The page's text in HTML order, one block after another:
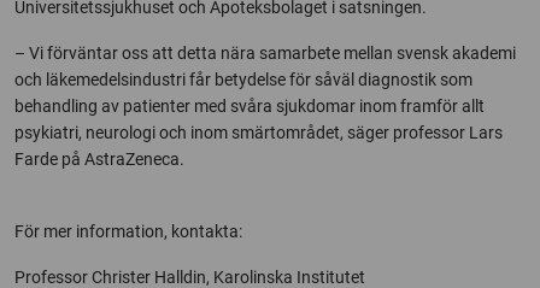
Universitetssjukhuset och Apoteksbolaget i satsningen.
– Vi förväntar oss att detta nära samarbete mellan svensk akademi
och läkemedelsindustri får betydelse för såväl diagnostik som
behandling av patienter med svåra sjukdomar inom framför allt
psykiatri, neurologi och inom smärtområdet, säger professor Lars
Farde på AstraZeneca.
För mer information, kontakta:
Professor Christer Halldin, Karolinska Institutet